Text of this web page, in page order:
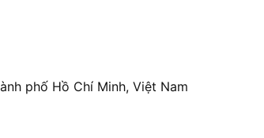
phố Hồ Chí Minh, Việt Nam